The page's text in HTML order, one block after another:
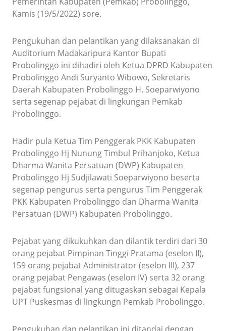
Kamis (19/5/2022) sore.
Pengukuhan dan pelantikan yang dilaksanakan di
Auditorium Madakaripura Kantor Bupati
Probolinggo ini dihadiri oleh Ketua DPRD Kabupaten
Probolinggo Andi Suryanto Wibowo, Sekretaris
Daerah Kabupaten Probolinggo H. Soeparwiyono
serta segenap pejabat di lingkungan Pemkab
Probolinggo.
Hadir pula Ketua Tim Penggerak PKK Kabupaten
Probolinggo Hj Nunung Timbul Prihanjoko, Ketua
Dharma Wanita Persatuan (DWP) Kabupaten
Probolinggo Hj Sudjilawati Soeparwiyono beserta
segenap pengurus serta pengurus Tim Penggerak
PKK Kabupaten Probolinggo dan Dharma Wanita
Persatuan (DWP) Kabupaten Probolinggo.
Pejabat yang dikukuhkan dan dilantik terdiri dari 30
orang pejabat Pimpinan Tinggi Pratama (eselon II),
159 orang pejabat Administrator (eselon III), 237
orang pejabat Pengawas (eselon IV) serta 32 orang
pejabat fungsional yang ditugaskan sebagai Kepala
UPT Puskesmas di lingkungn Pemkab Probolinggo.